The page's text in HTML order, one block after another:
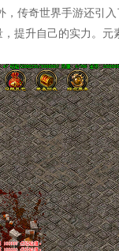
，传奇世界手游还引
提升自己的实力。